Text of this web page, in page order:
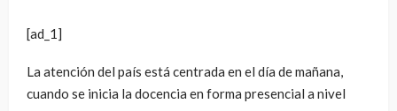
[ad_1]
La atención del país está centrada en el día de mañana,
cuando se inicia la docencia en forma presencial a nivel